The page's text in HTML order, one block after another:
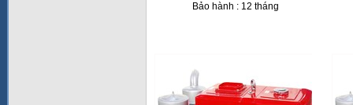
Bảo hành : 12 tháng